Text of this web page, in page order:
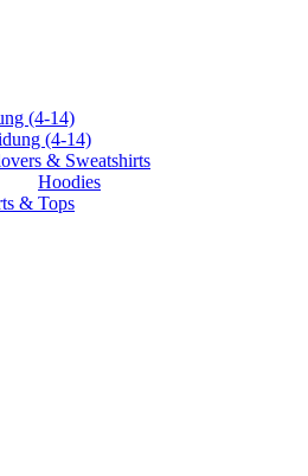
(4-14)
(4-14)
& Sweatshirts
Hoodies
& Tops